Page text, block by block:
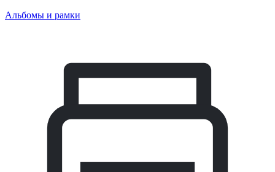
Альбомы и рамки